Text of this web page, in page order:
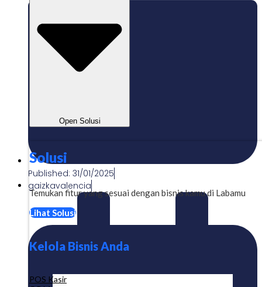
Open Solusi
Solusi
Temukan fitur yang sesuai dengan bisnis kamu di Labamu
Lihat Solusi
Kelola Bisnis Anda
POS Kasir
Published: 31/01/2025
gaizkavalencia